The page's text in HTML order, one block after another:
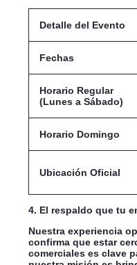
Detalle del Evento
Fechas
Horario Regular
(Lunes a Sábado)
Horario Domingo
Ubicación Oficial
4. El respaldo que tu
Nuestra experiencia
confirma que estar
comerciales es clave